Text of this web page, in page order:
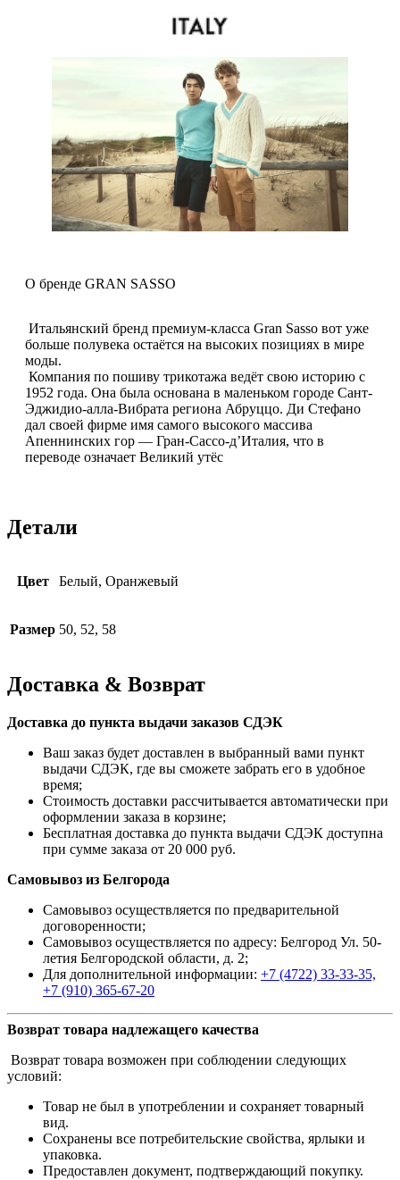
О бренде GRAN SASSO
Итальянский бренд премиум-класса Gran Sasso вот уже
больше полувека остаётся на высоких позициях в мире
моды.
Компания по пошиву трикотажа ведёт свою историю с
1952 года. Она была основана в маленьком городе Сант-
Эджидио-алла-Вибрата региона Абруццо. Ди Стефано
дал своей фирме имя самого высокого массива
Апеннинских гор — Гран-Сассо-д’Италия, что в
переводе означает Великий утёс
Детали
Цвет Белый, Оранжевый
Размер 50, 52, 58
Доставка & Возврат
Доставка до пункта выдачи заказов СДЭК
Ваш заказ будет доставлен в выбранный вами пункт
выдачи СДЭК, где вы сможете забрать его в удобное
время;
Стоимость доставки рассчитывается автоматически при
оформлении заказа в корзине;
Бесплатная доставка до пункта выдачи СДЭК доступна
при сумме заказа от 20 000 руб.
Самовывоз из Белгорода
Самовывоз осуществляется по предварительной
договоренности;
Самовывоз осуществляется по адресу: Белгород Ул. 50-
летия Белгородской области, д. 2;
Для дополнительной информации: +7 (4722) 33-33-35,
+7 (910) 365-67-20
Возврат товара надлежащего качества
Возврат товара возможен при соблюдении следующих
условий:
Товар не был в употреблении и сохраняет товарный
вид.
Сохранены все потребительские свойства, ярлыки и
упаковка.
Предоставлен документ, подтверждающий покупку.